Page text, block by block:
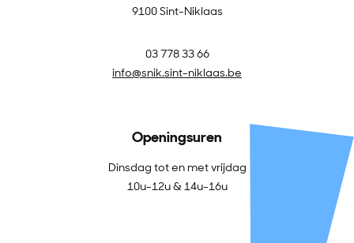
9100 Sint-Niklaas
03 778 33 66
info@snik.sint-niklaas.be
Openingsuren
Dinsdag tot en met vrijdag
10u-12u & 14u-16u